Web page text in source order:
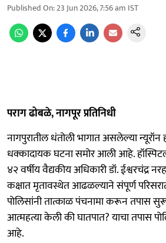
Published On:23 Jun 2026, 7:56 am IST
पराग ढोबळे, नागपूर प्रतिनिधी
नागपुरातील धंतोली भागात असलेल्या
धक्कादायक घटना समोर आली आहे.
४२ वर्षीय वैद्यकीय अधिकारी डॉ. ईश्वरचंद्र
कक्षात मृतावस्थेत आढळल्याने संपूर्ण
पोलिसांनी तात्काळ पंचनामा करून तपास
आत्महत्या केली की घातपात? याचा तपास
आहे.